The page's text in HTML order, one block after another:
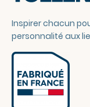
Inspirer chacun
personnalité aux